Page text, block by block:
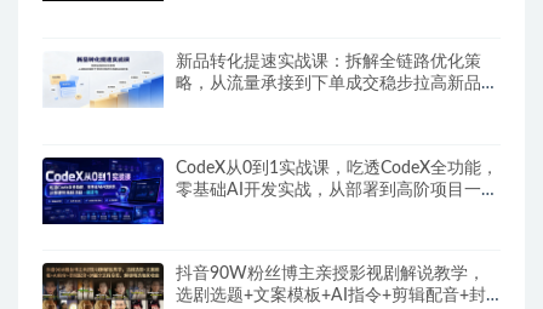
新品转化提速实战课：拆解全链路优化策
略，从流量承接到下单成交稳步拉高新品转
CodeX从0到1实战课，吃透CodeX全功能，
零基础AI开发实战，从部署到高阶项目一键
抖音90W粉丝博主亲授影视剧解说教学，
选剧选题+文案模板+AI指令+剪辑配音+封